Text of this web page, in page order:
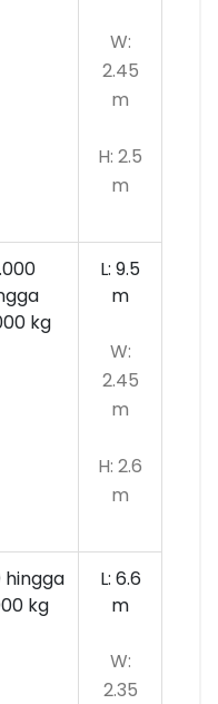
W:
2.45
m
H: 2.5
m
kg
L: 9.5
m
W:
2.45
m
H: 2.6
m
hingga
kg
L: 6.6
m
W:
2.35